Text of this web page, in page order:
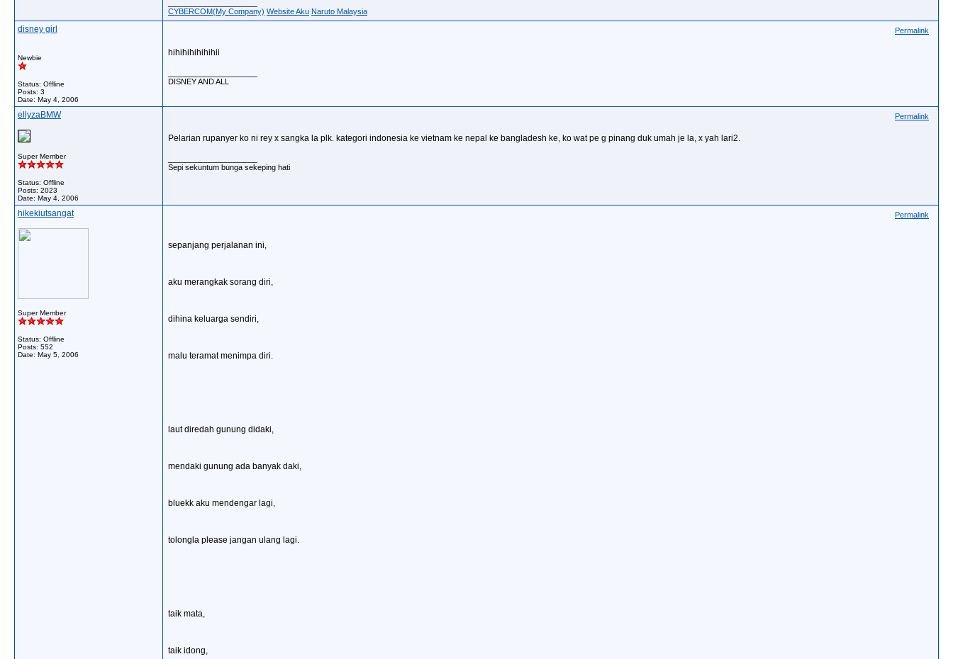
CYBERCOM(My Company) Website Aku Naruto Malaysia
disney girl
Newbie
Status: Offline
Posts: 3
Date: May 4, 2006
Permalink
hihihihihihihii
DISNEY AND ALL
ellyzaBMW
Super Member
Status: Offline
Posts: 2023
Date: May 4, 2006
Permalink
Pelarian rupanyer ko ni rey x sangka la plk. kategori indonesia ke vietnam ke nepal ke bangladesh ke, ko wat pe g pinang duk umah je la, x yah lari2.
Sepi sekuntum bunga sekeping hati
hikekiutsangat
Super Member
Status: Offline
Posts: 552
Date: May 5, 2006
Permalink
sepanjang perjalanan ini,
aku merangkak sorang diri,
dihina keluarga sendiri,
malu teramat menimpa diri.
laut diredah gunung didaki,
mendaki gunung ada banyak daki,
bluekk aku mendengar lagi,
tolongla please jangan ulang lagi.
taik mata,
taik idong,